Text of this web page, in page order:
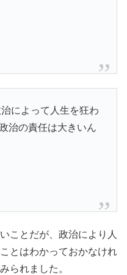
によって人生を狂わ
治の責任は大きいん
ことだが、政治により人
とはわかっておかなけれ
られました。